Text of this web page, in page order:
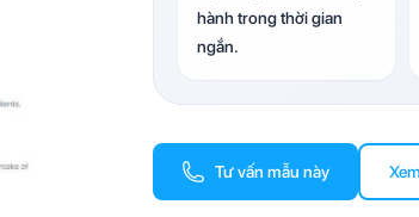
hành trong thời gian
ngắn.
Tư vấn mẫu này